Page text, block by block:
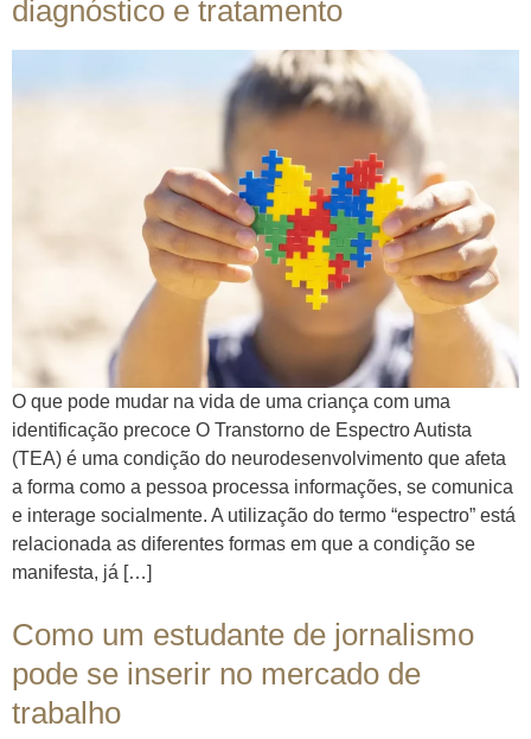
diagnóstico e tratamento
O que pode mudar na vida de uma criança com uma
identificação precoce O Transtorno de Espectro Autista
(TEA) é uma condição do neurodesenvolvimento que afeta
a forma como a pessoa processa informações, se comunica
e interage socialmente. A utilização do termo “espectro” está
relacionada as diferentes formas em que a condição se
manifesta, já […]
Como um estudante de jornalismo
pode se inserir no mercado de
trabalho